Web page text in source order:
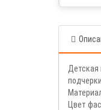
Детская
Цвет